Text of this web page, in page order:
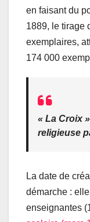
en faisant du
1889, le tirage
exemplaires,
174 000
« La Croix
religieuse
La date de
démarche :
enseignantes